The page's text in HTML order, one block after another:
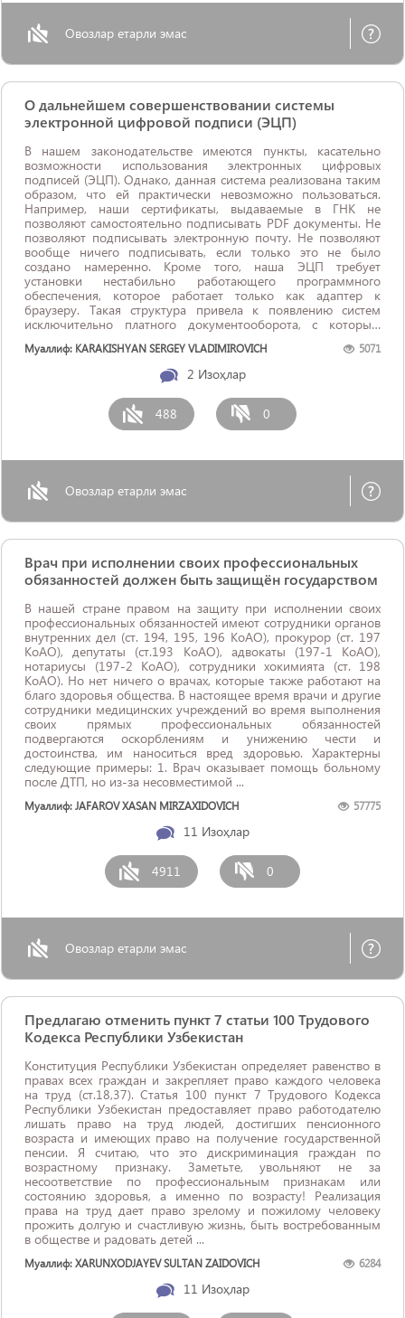
Овозлар етарли эмас
О дальнейшем совершенствовании системы
электронной цифровой подписи (ЭЦП)
В нашем законодательстве имеются пункты, касательно
возможности использования электронных цифровых
подписей (ЭЦП). Однако, данная система реализована таким
образом, что ей практически невозможно пользоваться.
Например, наши сертификаты, выдаваемые в ГНК не
позволяют самостоятельно подписывать PDF документы. Не
позволяют подписывать электронную почту. Не позволяют
вообще ничего подписывать, если только это не было
создано намеренно. Кроме того, наша ЭЦП требует
установки нестабильно работающего программного
обеспечения, которое работает только как адаптер к
браузеру. Такая структура привела к появлению систем
исключительно платного документооборота, с которым
взаимодействовать.
Муаллиф: KARAKISHYAN SERGEY VLADIMIROVICH 5071
2 Изоҳлар
488 0
Овозлар етарли эмас
Врач при исполнении своих профессиональных
обязанностей должен быть защищён государством
В нашей стране правом на защиту при исполнении своих
профессиональных обязанностей имеют сотрудники органов
внутренних дел (ст. 194, 195, 196 КоАО), прокурор (ст. 197
КоАО), депутаты (ст.193 КоАО), адвокаты (197-1 КоАО),
нотариусы (197-2 КоАО), сотрудники хокимията (ст. 198
КоАО). Но нет ничего о врачах, которые также работают на
благо здоровья общества. В настоящее время врачи и другие
сотрудники медицинских учреждений во время выполнения
своих прямых профессиональных обязанностей
подвергаются оскорблениям и унижению чести и
достоинства, им наноситься вред здоровью. Характерны
следующие примеры: 1. Врач оказывает помощь больному
после ДТП, но из-за несовместимой ...
Муаллиф: JAFAROV XASAN MIRZAXIDOVICH 57775
11 Изоҳлар
4911 0
Овозлар етарли эмас
Предлагаю отменить пункт 7 статьи 100 Трудового
Кодекса Республики Узбекистан
Конституция Республики Узбекистан определяет равенство в
правах всех граждан и закрепляет право каждого человека
на труд (ст.18,37). Статья 100 пункт 7 Трудового Кодекса
Республики Узбекистан предоставляет право работодателю
лишать право на труд людей, достигших пенсионного
возраста и имеющих право на получение государственной
пенсии. Я считаю, что это дискриминация граждан по
возрастному признаку. Заметьте, увольняют не за
несоответствие по профессиональным признакам или
состоянию здоровья, а именно по возрасту! Реализация
права на труд дает право зрелому и пожилому человеку
прожить долгую и счастливую жизнь, быть востребованным
в обществе и радовать детей ...
Муаллиф: XARUNXODJAYEV SULTAN ZAIDOVICH 6284
11 Изоҳлар